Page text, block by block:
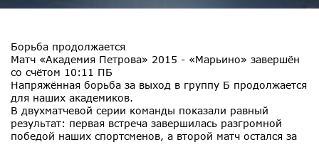
Борьба продолжается
Матч «Академия Петрова» 2015 - «Марьино» завершён
со счётом 10:11 ПБ
Напряжённая борьба за выход в группу Б продолжается
для наших академиков.
В двухматчевой серии команды показали равный
результат: первая встреча завершилась разгромной
победой наших спортсменов, а второй матч остался за